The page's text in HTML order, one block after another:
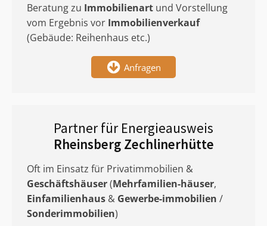
Beratung zu Immobilienart und Vorstellung
vom Ergebnis vor Immobilienverkauf
(Gebäude: Reihenhaus etc.)
Anfragen
Partner für Energieausweis
Rheinsberg Zechlinerhütte
Oft im Einsatz für Privatimmobilien &
Geschäftshäuser(Mehrfamilien-häuser,
Einfamilienhaus & Gewerbe-immobilien /
Sonderimmobilien)